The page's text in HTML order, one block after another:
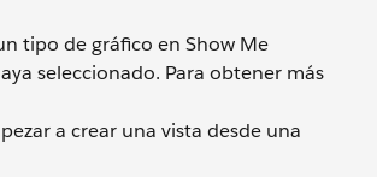
tipo de gráfico en Show Me
seleccionado. Para obtener más
a crear una vista desde una